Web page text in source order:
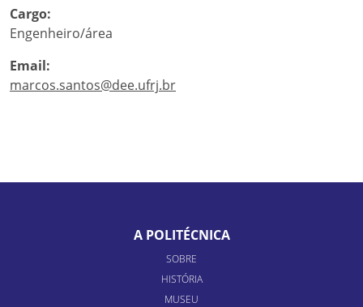
Cargo:
Engenheiro/área
Email:
marcos.santos@dee.ufrj.br
A POLITÉCNICA
SOBRE
HISTÓRIA
MUSEU